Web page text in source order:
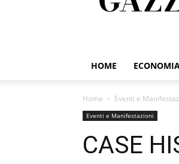
HOME
Home Eventi e
Eventi e Manifestazioni
CASE